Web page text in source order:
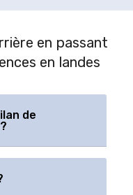
en passant
en landes
de